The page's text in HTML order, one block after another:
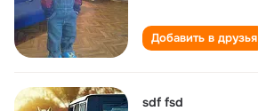
Добавить в друзья
sdf fsd